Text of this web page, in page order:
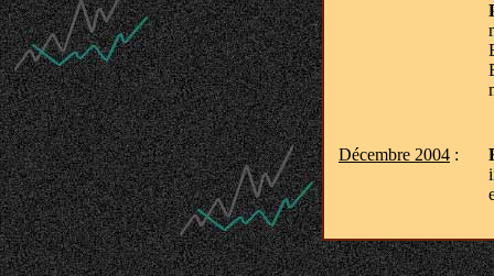
Décembre 2004 :